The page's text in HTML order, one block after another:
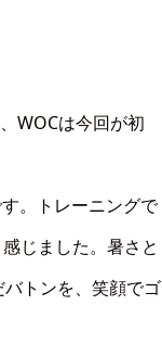
WOCは今回が初
。トレーニングで
じました。暑さと
トンを、笑顔でゴ